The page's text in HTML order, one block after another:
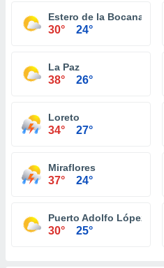
Estero de la Bocana
30° 24°
La Paz
38° 26°
Loreto
34° 27°
Miraflores
37° 24°
Puerto Adolfo López
30° 25°